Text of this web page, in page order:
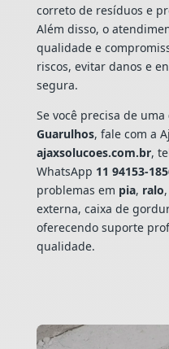
correto de resíduos e
Além disso, o
qualidade e
riscos, evitar danos e
segura.
Se você precisa de uma
Guarulhos, fale com a
ajaxsolucoes.com.br,
WhatsApp 11 94153-
problemas em pia, ralo
externa, caixa de
oferecendo suporte
qualidade.